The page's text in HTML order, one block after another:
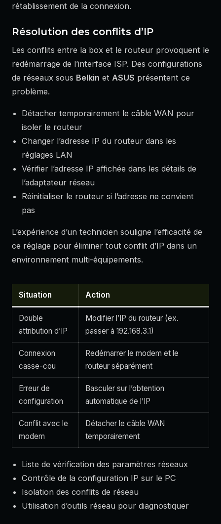
rétablissement de la connexion.
Résolution des conflits d’IP
Les conflits entre la box et le routeur provoquent le
redémarrage de l’interface ISP. Des configurations
de réseaux sous Belkin et ASUS présentent ce
problème.
Détacher temporairement le câble WAN pour
isoler le routeur
Changer l’adresse IP du routeur dans les
réglages LAN
Vérifier l’adresse IP affichée dans les détails de
l’adaptateur réseau
Réinitialiser le routeur si l’adresse ne convient
pas
L’expérience d’un technicien souligne l’efficacité de
ce réglage pour éliminer tout conflit d’IP dans un
environnement multi-équipements.
Situation Action
Double
attribution d’IP
Modifier l’IP du routeur (ex.
passer à 192.168.3.1)
Connexion
casse-cou
Redémarrer le modem et le
routeur séparément
Erreur de
configuration
Basculer sur l’obtention
automatique de l’IP
Conflit avec le
modem
Détacher le câble WAN
temporairement
Liste de vérification des paramètres réseaux
Contrôle de la configuration IP sur le PC
Isolation des conflits de réseau
Utilisation d’outils réseau pour diagnostiquer